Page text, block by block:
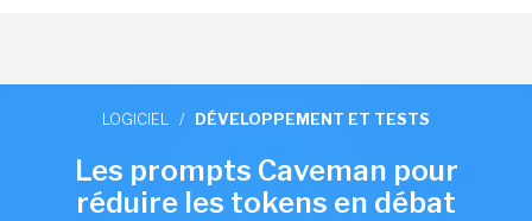
LOGICIEL / DÉVELOPPEMENT ET TESTS
Les prompts Caveman pour
réduire les tokens en débat